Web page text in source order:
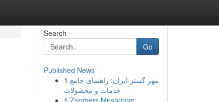
Search
Go
Published News
1 مهر گستر ایران: راهنمای جامع
خدمات و محصولات
1 Zoomers Mushroom